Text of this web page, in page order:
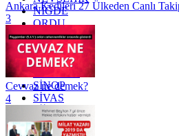
NİĞDE
ORDU
OSMANİYE
RİZE
SAKARYA
SAMSUN
SİNOP
SİVAS
SİİRT
TEKİRDAĞ
Ankara Kedileri 27 Ülkeden Canlı
3
Cevvaz ne demek?
4